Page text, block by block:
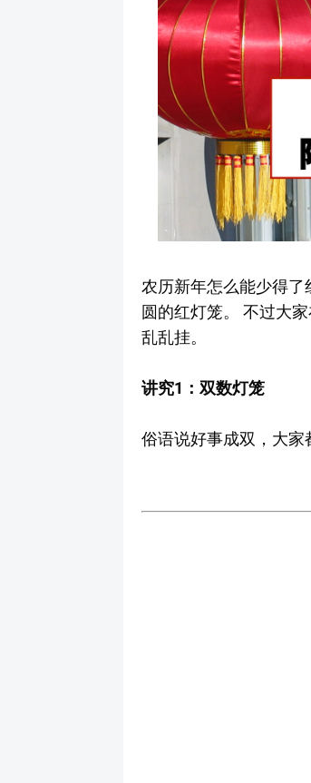
农历新年怎么能少得
圆的红灯笼。 不过大
乱乱挂。
讲究1：双数灯笼
俗语说好事成双，大家